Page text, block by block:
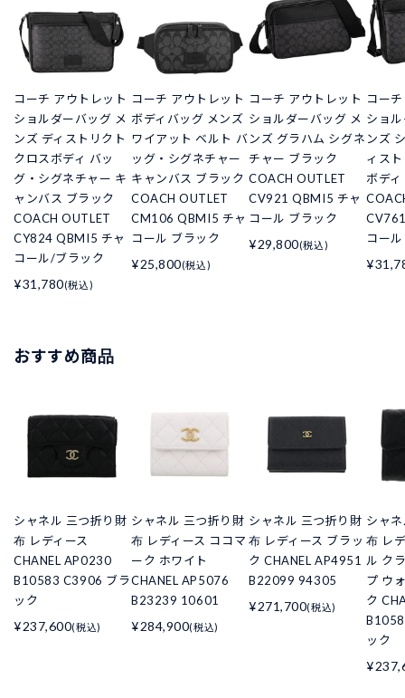
コーチ アウトレット
ショルダーバッグ メ
ンズ ディストリクト
クロスボディ バッ
グ・シグネチャー キ
ャンバス ブラック
COACH OUTLET
CY824 QBMI5 チャ
コール/ブラック
¥31,780(税込)
コーチ アウトレット
ボディバッグ メンズ
ワイアット ベルト バ
ッグ・シグネチャー
キャンバス ブラック
COACH OUTLET
CM106 QBMI5 チャ
コール ブラック
¥25,800(税込)
コーチ アウトレット
ショルダーバッグ メ
ンズ グラハム シグネ
チャー ブラック
COACH OUTLET
CV921 QBMI5 チャ
コール ブラック
¥29,800(税込)
コー
ショ
ンズ
ィス
ボデ
コー
おすすめ商品
シャネル 三つ折り財
布 レディース
CHANEL AP0230
B10583 C3906 ブラ
ック
¥237,600(税込)
シャネル 三つ折り財
布 レディース ココマ
ーク ホワイト
CHANEL AP5076
B23239 10601
¥284,900(税込)
シャネル 三つ折り財
布 レディース ブラッ
ク CHANEL AP4951
B22099 94305
¥271,700(税込)
シャ
布 レ
ル ク
プ ウ
ク
ック